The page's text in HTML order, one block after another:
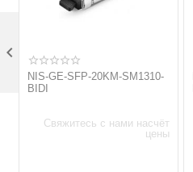
NIS-GE-SFP-20KM-SM1310-
BIDI
Свяжитесь с нами насчёт
цены
